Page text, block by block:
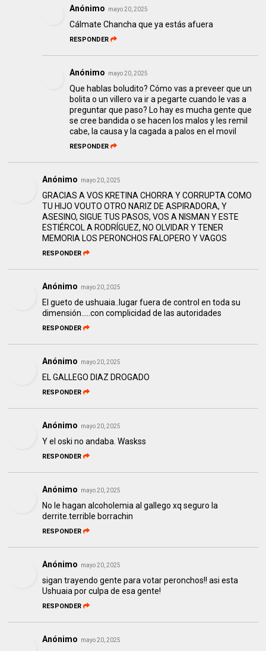
Anónimo mayo 20, 2025
Cálmate Chancha que ya estás afuera
RESPONDER
Anónimo mayo 20, 2025
Que hablas boludito? Cómo vas a preveer que un
bolita o un villero va ir a pegarte cuando le vas a
preguntar que paso? Lo hay es mucha gente que
se cree bandida o se hacen los malos y les remil
cabe, la causa y la cagada a palos en el movil
RESPONDER
Anónimo mayo 20, 2025
GRACIAS A VOS KRETINA CHORRA Y CORRUPTA COMO
TU HIJO VOUTO OTRO NARIZ DE ASPIRADORA, Y
ASESINO, SIGUE TUS PASOS, VOS A NISMAN Y ESTE
ESTIÉRCOL A RODRÍGUEZ, NO OLVIDAR Y TENER
MEMORIA LOS PERONCHOS FALOPERO Y VAGOS
RESPONDER
Anónimo mayo 20, 2025
El gueto de ushuaia..lugar fuera de control en toda su
dimensión.....con complicidad de las autoridades
RESPONDER
Anónimo mayo 20, 2025
EL GALLEGO DIAZ DROGADO
RESPONDER
Anónimo mayo 20, 2025
Y el oski no andaba. Waskss
RESPONDER
Anónimo mayo 20, 2025
No le hagan alcoholemia al gallego xq seguro la
derrite.terrible borrachin
RESPONDER
Anónimo mayo 20, 2025
sigan trayendo gente para votar peronchos!! asi esta
Ushuaia por culpa de esa gente!
RESPONDER
Anónimo mayo 20, 2025